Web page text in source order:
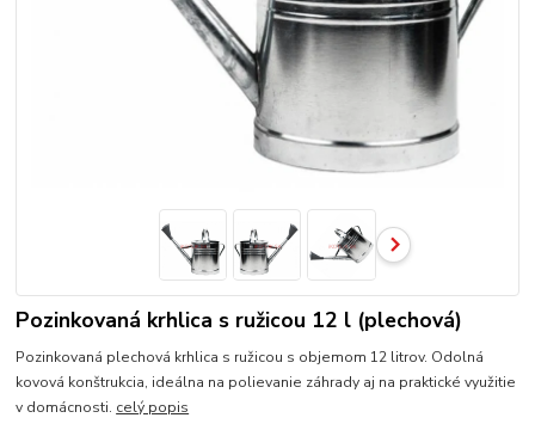
Pozinkovaná krhlica s ružicou 12 l (plechová)
Pozinkovaná plechová krhlica s ružicou s objemom 12 litrov. Odolná
kovová konštrukcia, ideálna na polievanie záhrady aj na praktické využitie
v domácnosti. celý popis